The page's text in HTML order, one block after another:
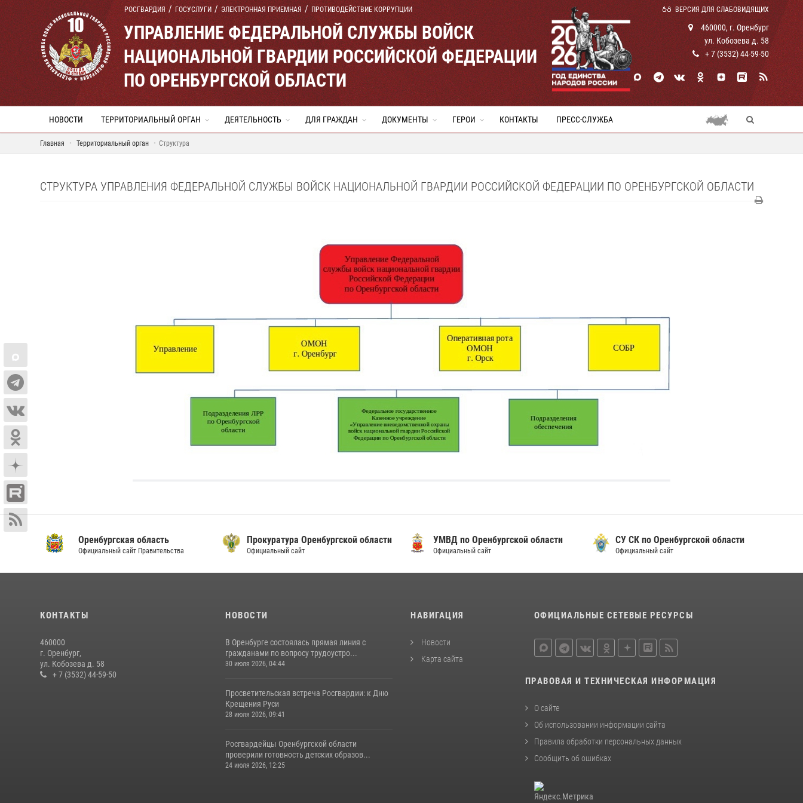
РОСГВАРДИЯ ГОСУСЛУГИ ЭЛЕКТРОННАЯ ПРИЕМНАЯ ПРОТИВОДЕЙСТВИЕ КОРРУПЦИИ ВЕРСИЯ ДЛЯ СЛАБОВИДЯЩИХ
УПРАВЛЕНИЕ ФЕДЕРАЛЬНОЙ СЛУЖБЫ ВОЙСК
НАЦИОНАЛЬНОЙ ГВАРДИИ РОССИЙСКОЙ ФЕДЕРАЦИИ
ПО ОРЕНБУРГСКОЙ ОБЛАСТИ
460000, г. Оренбург
ул. Кобозева д. 58
+ 7 (3532) 44-59-50
НОВОСТИ ТЕРРИТОРИАЛЬНЫЙ ОРГАН ДЕЯТЕЛЬНОСТЬ ДЛЯ ГРАЖДАН ДОКУМЕНТЫ ГЕРОИ КОНТАКТЫ ПРЕСС-СЛУЖБА
Главная Территориальный орган Структура
СТРУКТУРА УПРАВЛЕНИЯ ФЕДЕРАЛЬНОЙ СЛУЖБЫ ВОЙСК НАЦИОНАЛЬНОЙ ГВАРДИИ РОССИЙСКОЙ ФЕДЕРАЦИИ ПО ОРЕНБУРГСКОЙ ОБЛАСТИ
Оренбургская область
Официальный сайт Правительства
Прокуратура Оренбургской области
Официальный сайт
УМВД по Оренбургской области
Официальный сайт
СУ СК по Орен6ургской области
Официальный сайт
КОНТАКТЫ
460000
г. Оренбург,
ул. Кобозева д. 58
+ 7 (3532) 44-59-50
НОВОСТИ
В Оренбурге состоялась прямая линия с
гражданами по вопросу трудоустро...
30 июля 2026, 04:44
Просветительская встреча Росгвардии: к Дню
Крещения Руси
28 июля 2026, 09:41
Росгвардейцы Оренбургской области
проверили готовность детских образов...
24 июля 2026, 12:25
НАВИГАЦИЯ
Новости
Карта сайта
ОФИЦИАЛЬНЫЕ СЕТЕВЫЕ РЕСУРСЫ
ПРАВОВАЯ И ТЕХНИЧЕСКАЯ ИНФОРМАЦИЯ
О сайте
Об использовании информации сайта
Правила обработки персональных данных
Сообщить об ошибках